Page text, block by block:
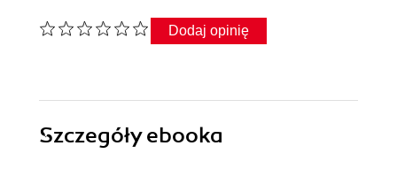
Dodaj opinię
Szczegółyebooka